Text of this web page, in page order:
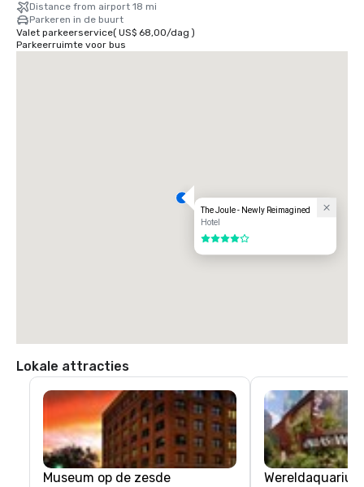
Distance from airport 18 mi
Parkeren in de buurt
Valet parkeerservice( US$ 68,00/dag )
Parkeerruimte voor bus
The Joule - Newly Reimagined
Hotel
4 van 5
Lokale attracties
Museum op de zesde